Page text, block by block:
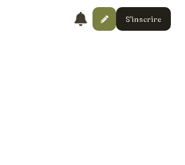
S'inscrire